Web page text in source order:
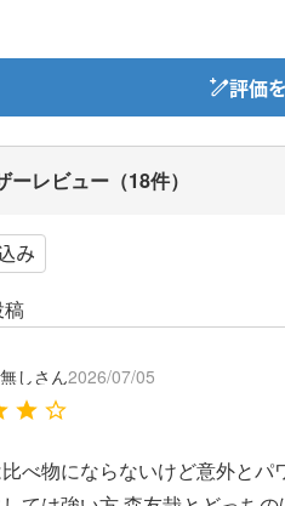
評価
ーレビュー（18件）
み
稿
しさん2026/07/05
べ物にならないけど意外と